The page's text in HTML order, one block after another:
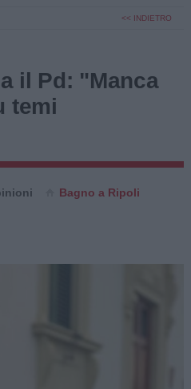
<< INDIETRO
il Pd: "Manca
temi
Bagno a Ripoli